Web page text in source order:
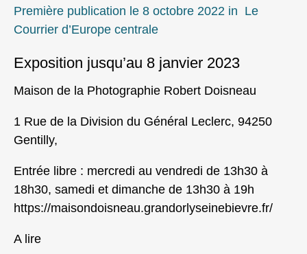
Première publication le 8 octobre 2022 in Le
Courrier d’Europe centrale
Exposition jusqu’au 8 janvier 2023
Maison de la Photographie Robert Doisneau
1 Rue de la Division du Général Leclerc, 94250
Gentilly,
Entrée libre : mercredi au vendredi de 13h30 à
18h30, samedi et dimanche de 13h30 à 19h
https://maisondoisneau.grandorlyseinebievre.fr/
A lire